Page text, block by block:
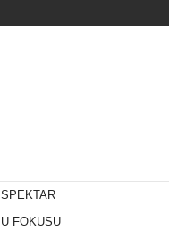
SPEKTAR
U FOKUSU